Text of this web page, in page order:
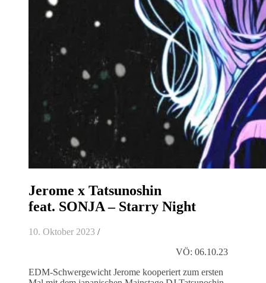
Jerome x Tatsunoshin
feat. SONJA – Starry Night
10. Oktober 2023 /
VÖ: 06.10.23
EDM-Schwergewicht Jerome kooperiert zum ersten